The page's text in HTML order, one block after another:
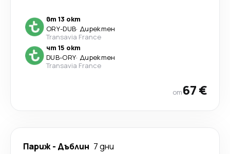
вт 13 окт
ORY-DUB· Директен
Transavia France
чт 15 окт
DUB-ORY· Директен
Transavia France
от67 €
Париж- Дъблин 7 дни